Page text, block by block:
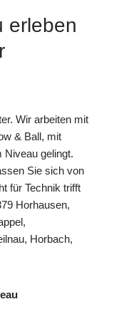
erleben
Wir arbeiten mit
& Ball, mit
Niveau gelingt.
Sie sich von
für Technik trifft
Horhausen,
Horbach,